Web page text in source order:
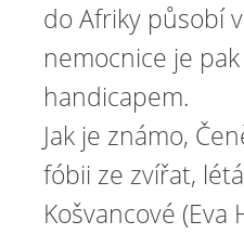
do Afriky působí
nemocnice je
handicapem.
Jak je známo,
fóbii ze zvířat,
Košvancové